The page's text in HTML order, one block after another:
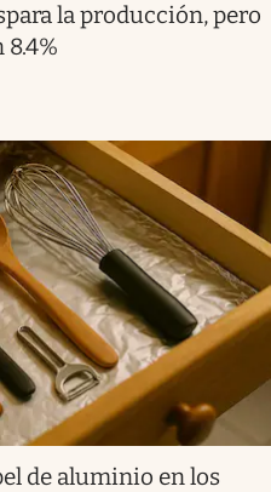
la producción, pero
de aluminio en los